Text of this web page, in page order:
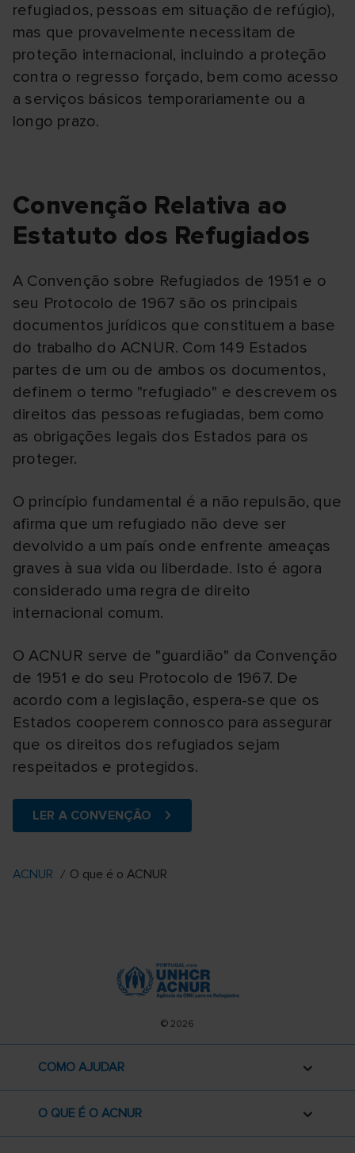
refugiados, pessoas em situação de refúgio),
mas que provavelmente necessitam de
proteção internacional, incluindo a proteção
contra o regresso forçado, bem como acesso
a serviços básicos temporariamente ou a
longo prazo.
Convenção Relativa ao
Estatuto dos Refugiados
A Convenção sobre Refugiados de 1951 e o
seu Protocolo de 1967 são os principais
documentos jurídicos que constituem a base
do trabalho do ACNUR. Com 149 Estados
partes de um ou de ambos os documentos,
definem o termo "refugiado" e descrevem os
direitos das pessoas refugiadas, bem como
as obrigações legais dos Estados para os
proteger.
O princípio fundamental é a não repulsão, que
afirma que um refugiado não deve ser
devolvido a um país onde enfrente ameaças
graves à sua vida ou liberdade. Isto é agora
considerado uma regra de direito
internacional comum.
O ACNUR serve de "guardião" da Convenção
de 1951 e do seu Protocolo de 1967. De
acordo com a legislação, espera-se que os
Estados cooperem connosco para assegurar
que os direitos dos refugiados sejam
respeitados e protegidos.
LER A CONVENÇÃO
ACNUR O que é o ACNUR
© 2026
COMO AJUDAR
O QUE É O ACNUR